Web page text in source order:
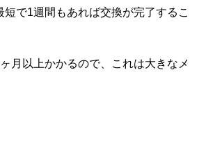
短で1週間もあれば交換が完了するこ
月以上かかるので、これは大きなメ